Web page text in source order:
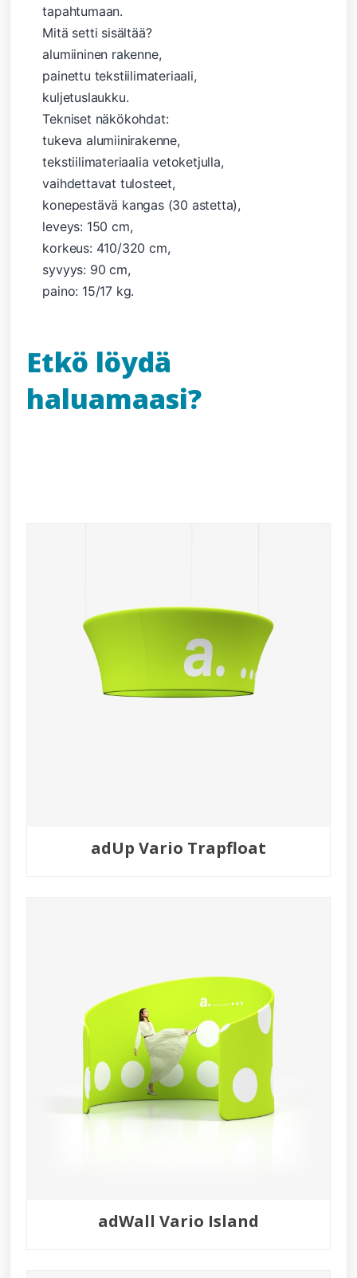
tapahtumaan.
Mitä setti sisältää?
alumiininen rakenne,
painettu tekstiilimateriaali,
kuljetuslaukku.
Tekniset näkökohdat:
tukeva alumiinirakenne,
tekstiilimateriaalia vetoketjulla,
vaihdettavat tulosteet,
konepestävä kangas (30 astetta),
leveys: 150 cm,
korkeus: 410/320 cm,
syvyys: 90 cm,
paino: 15/17 kg.
Etkö löydä
haluamaasi?
adUp Vario Trapfloat
adWall Vario Island